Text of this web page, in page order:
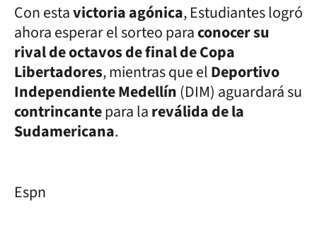
Con estavictoria agónica, Estudiantes logró
ahora esperar el sorteo paraconocer su
rival de octavos de final de Copa
Libertadores, mientras que elDeportivo
Independiente Medellín(DIM) aguardará su
contrincantepara lareválida de la
Sudamericana.
Espn